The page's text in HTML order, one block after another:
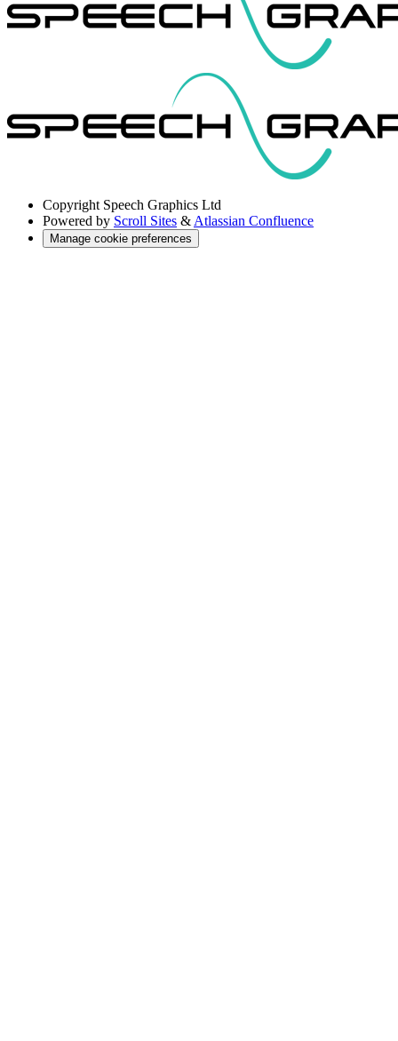
Copyright Speech Graphics Ltd
Powered by Scroll Sites & Atlassian Confluence
Manage cookie preferences